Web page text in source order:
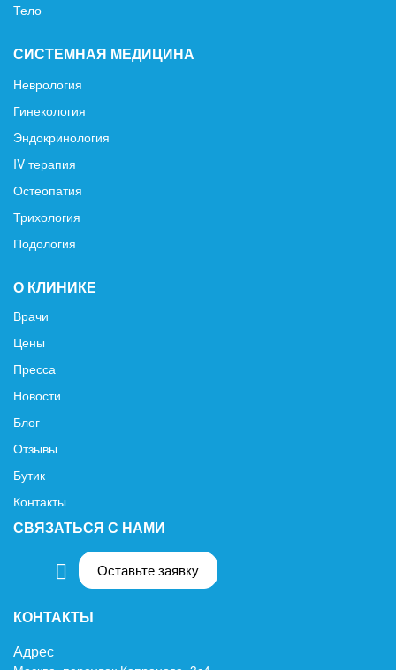
Тело
СИСТЕМНАЯ МЕДИЦИНА
Неврология
Гинекология
Эндокринология
IV терапия
Остеопатия
Трихология
Подология
О КЛИНИКЕ
Врачи
Цены
Пресса
Новости
Блог
Отзывы
Бутик
Контакты
СВЯЗАТЬСЯ С НАМИ
Оставьте заявку
КОНТАКТЫ
Адрес